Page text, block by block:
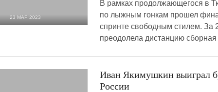
23 МАР 2023
В рамках продолжающегося в
по лыжным гонкам прошел
спринте свободным стилем. За
преодолела дистанцию
Иван Якимушкин выиграл
России